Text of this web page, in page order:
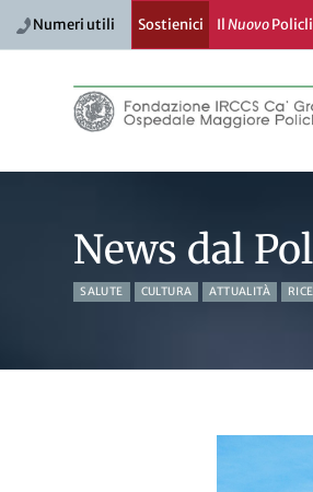
Numeri utili Sostienici IlNuovo
News dal
SALUTE CULTURA ATTUALITÀ